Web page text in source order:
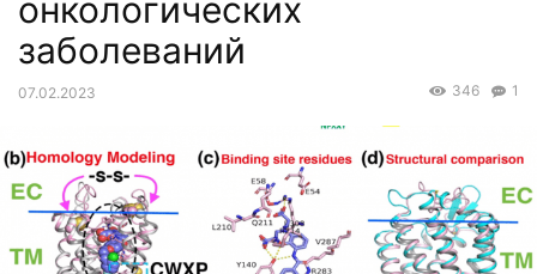
онкологических
заболеваний
07.02.2023 1
346